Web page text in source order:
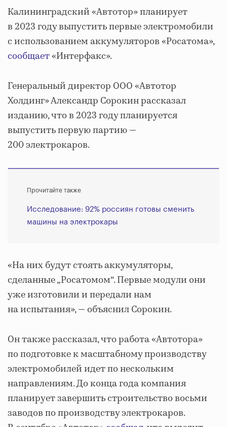
Калининградский «Автотор» планирует
в 2023 году выпустить первые электромобили
с использованием аккумуляторов «Росатома»,
сообщает«Интерфакс».
Генеральный директор ООО «Автотор
Холдинг» Александр Сорокин рассказал
изданию, что в 2023 году планируется
выпустить первую партию —
200 электрокаров.
Прочитайте также
Исследование: 92% россиян готовы сменить
машины на электрокары
«На них будут стоять аккумуляторы,
сделанные „Росатомом“. Первые модули они
уже изготовили и передали нам
на испытания», — объяснил Сорокин.
Он также рассказал, что работа «Автотора»
по подготовке к масштабному производству
электромобилей идет по нескольким
направлениям. До конца года компания
планирует завершить строительство восьми
заводов по производству электрокаров.